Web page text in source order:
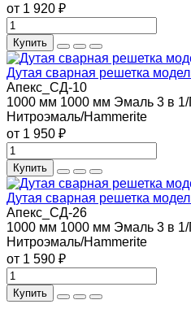
от 1 920 ₽
Купить
Дутая сварная решетка
Апекс_СД-10
1000 мм 1000 мм Эмаль 3 в
Нитроэмаль/Hammerite
от 1 950 ₽
Купить
Дутая сварная решетка
Апекс_СД-26
1000 мм 1000 мм Эмаль 3 в
Нитроэмаль/Hammerite
от 1 590 ₽
Купить